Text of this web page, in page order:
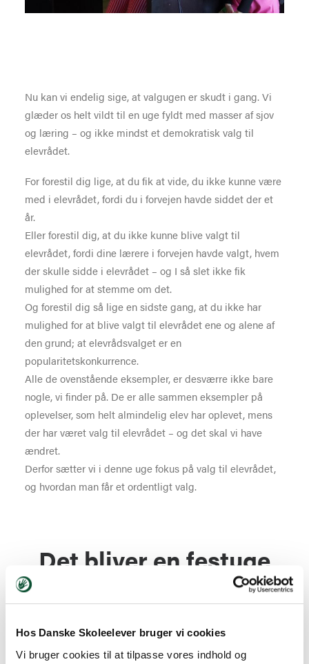
Hos Danske Skoleelever bruger vi cookies
Vi bruger cookies til at tilpasse vores indhold og
Nu kan vi endelig sige, at valgugen er skudt i gang. Vi
glæder os helt vildt til en uge fyldt med masser af sjov
og læring – og ikke mindst et demokratisk valg til
elevrådet.
For forestil dig lige, at du fik at vide, du ikke kunne være
med i elevrådet, fordi du i forvejen havde siddet der et
år.
Eller forestil dig, at du ikke kunne blive valgt til
elevrådet, fordi dine lærere i forvejen havde valgt, hvem
der skulle sidde i elevrådet – og I så slet ikke fik
mulighed for at stemme om det.
Og forestil dig så lige en sidste gang, at du ikke har
mulighed for at blive valgt til elevrådet ene og alene af
den grund; at elevrådsvalget er en
popularitetskonkurrence.
Alle de ovenstående eksempler, er desværre ikke bare
nogle, vi finder på. De er alle sammen eksempler på
oplevelser, som helt almindelig elev har oplevet, mens
der har været valg til elevrådet – og det skal vi have
ændret.
Derfor sætter vi i denne uge fokus på valg til elevrådet,
og hvordan man får et ordentligt valg.
Det bliver en festuge
Vi håber, I får en rigtig god uge, hvor I får snakket om,
hvor vigtigt det er, at vi får valgt nogle elevråd – og at vi